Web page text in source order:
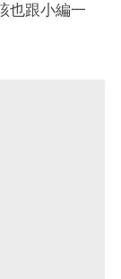
也跟小編一